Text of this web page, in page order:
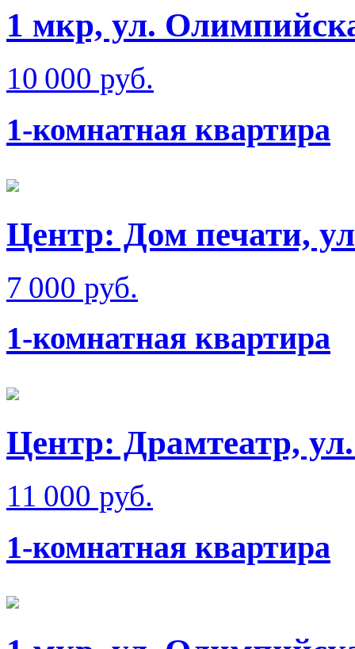
1 мкр, ул.
10 000 руб.
1-комнатная квартира
Центр: Дом печати,
7 000 руб.
1-комнатная квартира
Центр: Драмтеатр,
11 000 руб.
1-комнатная квартира